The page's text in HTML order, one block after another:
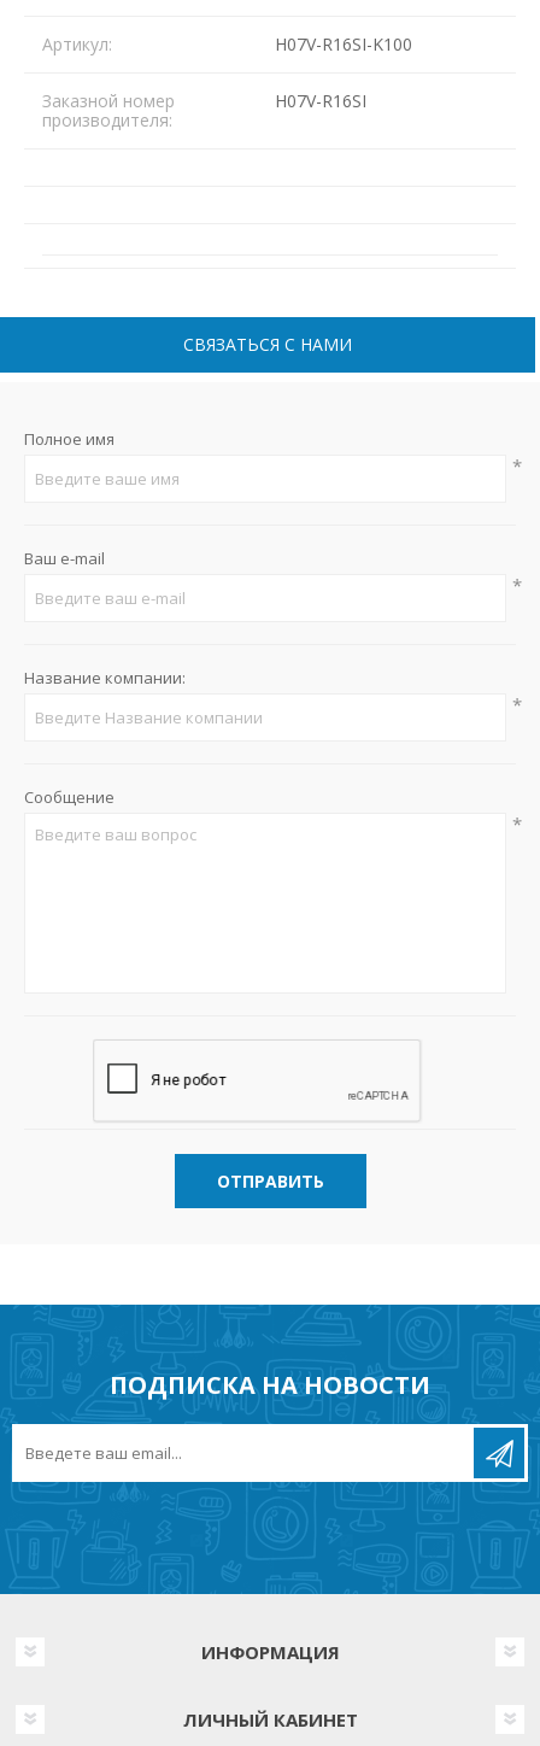
Артикул: H07V-R16SI-K100
Заказной номер
производителя:
H07V-R16SI
СВЯЗАТЬСЯ С НАМИ
Полное имя
*
Ваш e-mail
*
Название компании:
*
Сообщение
*
ОТПРАВИТЬ
ПОДПИСКА НА НОВОСТИ
ИНФОРМАЦИЯ
ЛИЧНЫЙ КАБИНЕТ